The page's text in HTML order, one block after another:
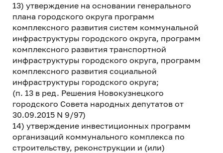
13) утверждение на основании генерального
плана городского округа программ
комплексного развития систем коммунальной
инфраструктуры городского округа, программ
комплексного развития транспортной
инфраструктуры городского округа, программ
комплексного развития социальной
инфраструктуры городского округа;
(п. 13 в ред. Решения Новокузнецкого
городского Совета народных депутатов от
30.09.2015 N 9/97)
14) утверждение инвестиционных программ
организаций коммунального комплекса по
строительству, реконструкции и (или)